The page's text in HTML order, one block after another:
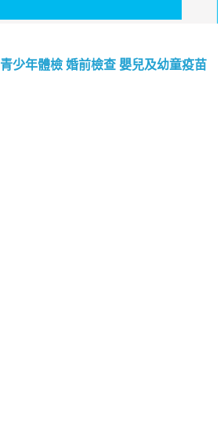
青少年體檢 婚前檢查 嬰兒及幼童疫苗